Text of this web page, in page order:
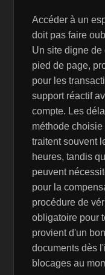
Accéder à un
doit pas faire
Un site digne
pied de page,
pour les
support réactif
compte. Les
méthode
traitent souvent
heures, tandis
peuvent
pour la
procédure de
obligatoire pour
provient d'un
documents dès
blocages au